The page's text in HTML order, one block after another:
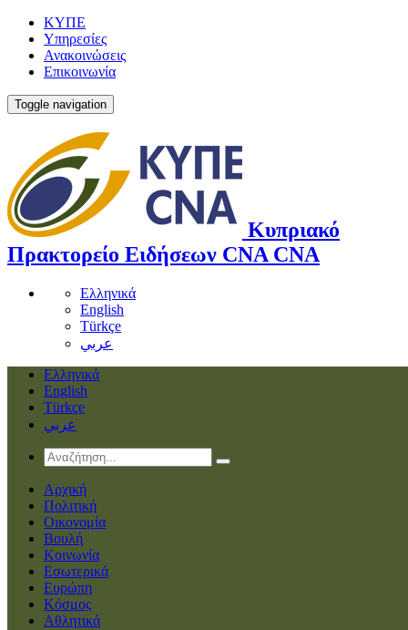
ΚΥΠΕ
Υπηρεσίες
Ανακοινώσεις
Επικοινωνία
Toggle navigation
Κυπριακό
Πρακτορείο Ειδήσεων CNA CNA
Ελληνικά
English
Türkçe
عربي
Ελληνικά
English
Türkçe
عربي
Αρχική
Πολιτική
Οικονομία
Βουλή
Κοινωνία
Εσωτερικά
Ευρώπη
Κόσμος
Αθλητικά